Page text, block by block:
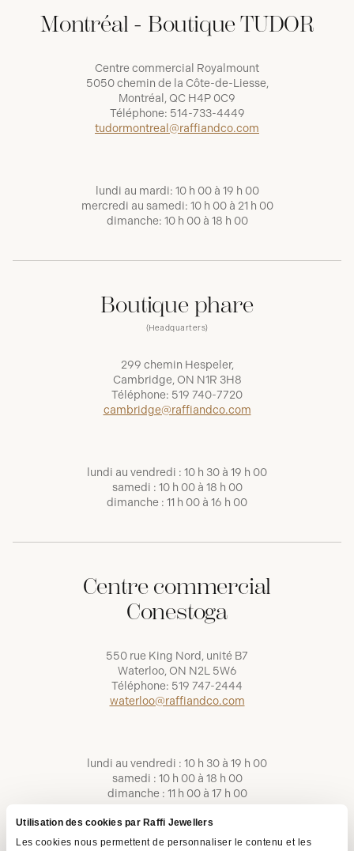
Utilisation des cookies par Raffi Jewellers
Les cookies nous permettent de personnaliser le contenu et les
Montréal - Boutique TUDOR
Centre commercial Royalmount
5050 chemin de la Côte-de-Liesse,
Montréal, QC H4P 0C9
Téléphone: 514-733-4449
tudormontreal@raffiandco.com
lundi au mardi: 10 h 00 à 19 h 00
mercredi au samedi: 10 h 00 à 21 h 00
dimanche: 10 h 00 à 18 h 00
Boutique phare
(Headquarters)
299 chemin Hespeler,
Cambridge, ON N1R 3H8
Téléphone: 519 740-7720
cambridge@raffiandco.com
lundi au vendredi : 10 h 30 à 19 h 00
samedi : 10 h 00 à 18 h 00
dimanche : 11 h 00 à 16 h 00
Centre commercial
Conestoga
550 rue King Nord, unité B7
Waterloo, ON N2L 5W6
Téléphone: 519 747-2444
waterloo@raffiandco.com
lundi au vendredi : 10 h 30 à 19 h 00
samedi : 10 h 00 à 18 h 00
dimanche : 11 h 00 à 17 h 00